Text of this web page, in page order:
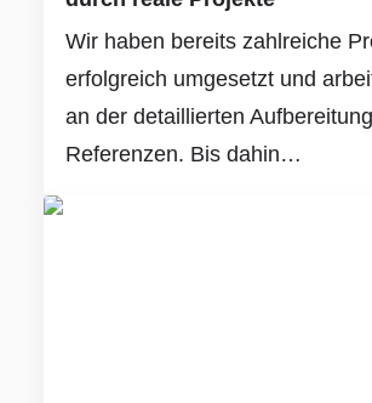
Wir haben bereits zahlreiche
erfolgreich umgesetzt und
an der detaillierten
Referenzen. Bis dahin…